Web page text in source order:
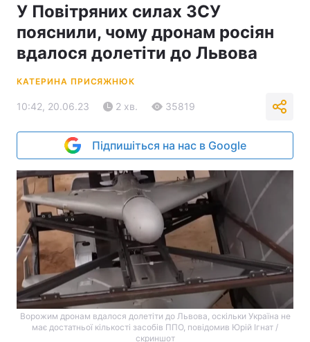
У Повітряних силах ЗСУ
пояснили, чому дронам росіян
вдалося долетіти до Львова
КАТЕРИНА ПРИСЯЖНЮК
10:42, 20.06.23 2 хв. 35819
Підпишіться на нас в Google
Ворожим дронам вдалося долетіти до Львова, оскільки Україна не
має достатньої кількості засобів ППО, повідомив Юрій Ігнат /
скриншот